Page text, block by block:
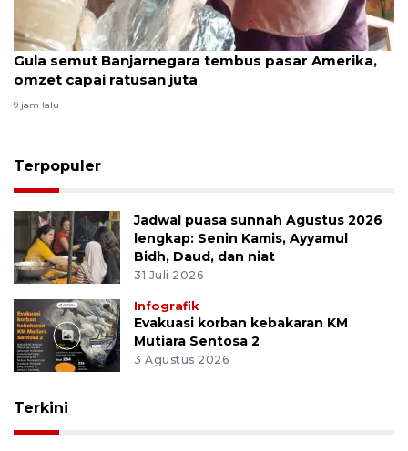
Gula semut Banjarnegara tembus pasar Amerika,
omzet capai ratusan juta
9 jam lalu
Terpopuler
Jadwal puasa sunnah Agustus 2026
lengkap: Senin Kamis, Ayyamul
Bidh, Daud, dan niat
31 Juli 2026
Infografik
Evakuasi korban kebakaran KM
Mutiara Sentosa 2
3 Agustus 2026
Terkini